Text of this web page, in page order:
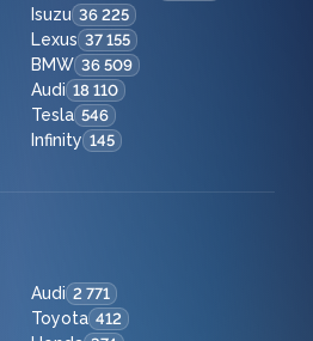
Isuzu 36 225
Lexus 37 155
BMW 36 509
Audi 18 110
Tesla 546
Infinity 145
Audi 2 771
Toyota 412